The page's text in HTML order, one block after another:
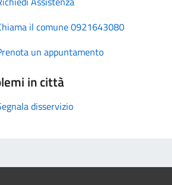
il comune 0921643080
un appuntamento
in città
disservizio